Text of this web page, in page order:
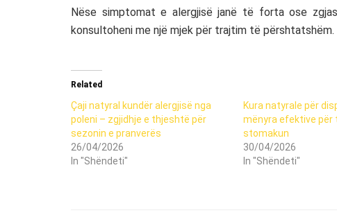
Nëse simptomat e alergjisë janë të forta ose
konsultoheni me një mjek për trajtim të përshtatshëm.
Related
Çaji natyral kundër alergjisë nga
poleni – zgjidhje e thjeshtë për
sezonin e pranverës
26/04/2026
In "Shëndeti"
Kura natyrale për
mënyra efektive për
stomakun
30/04/2026
In "Shëndeti"